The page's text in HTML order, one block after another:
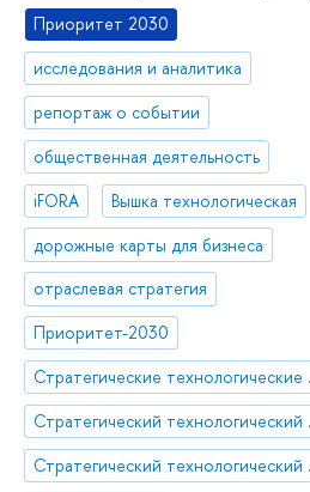
Приоритет 2030
исследования и аналитика
репортаж о событии
общественная деятельность
iFORA
Вышка технологическая
дорожные карты для бизнеса
отраслевая стратегия
Приоритет-2030
Стратегический